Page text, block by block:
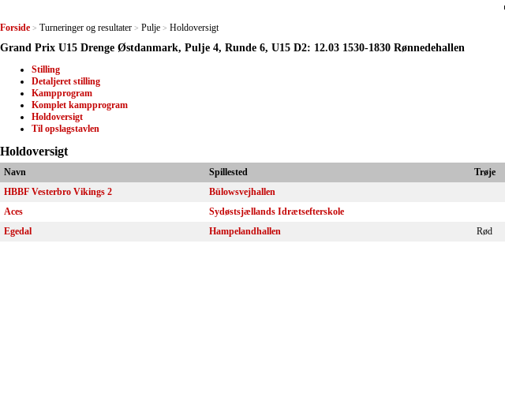
Forside > Turneringer og resultater > Pulje > Holdoversigt
Grand Prix U15 Drenge Østdanmark, Pulje 4, Runde 6, U15 D2: 12.03 1530-1830 Rønnedehallen
Stilling
Detaljeret stilling
Kampprogram
Komplet kampprogram
Holdoversigt
Til opslagstavlen
Holdoversigt
Navn Spillested Trøje
HBBF Vesterbro Vikings 2
Bülowsvejhallen
Aces
Sydøstsjællands Idrætsefterskole
Egedal
Hampelandhallen Rød